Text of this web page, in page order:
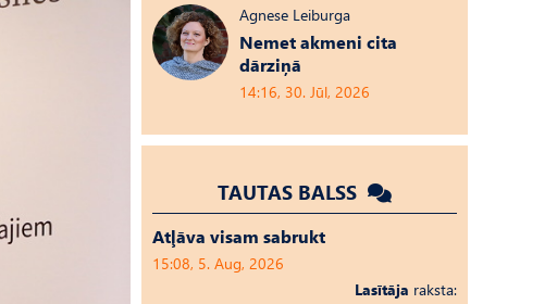
Agnese Leiburga
Nemet akmeni cita
dārziņā
14:16, 30. Jūl, 2026
TAUTAS BALSS
Atļāva visam sabrukt
15:08, 5. Aug, 2026
Lasītāja raksta: